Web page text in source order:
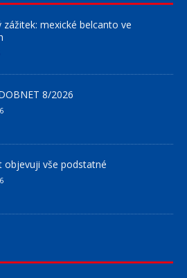
zážitek: mexické belcanto ve
8/2026
objevuji vše podstatné